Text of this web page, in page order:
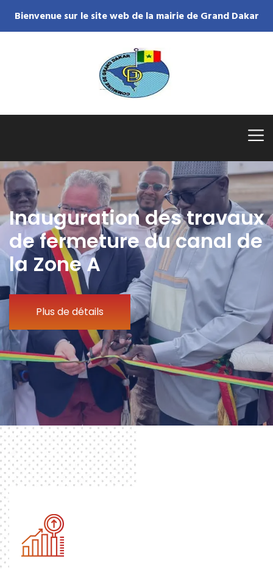
Bienvenue sur le site web de la mairie de Grand Dakar
Inauguration des travaux
de fermeture du canal de
la Zone A
Plus de détails